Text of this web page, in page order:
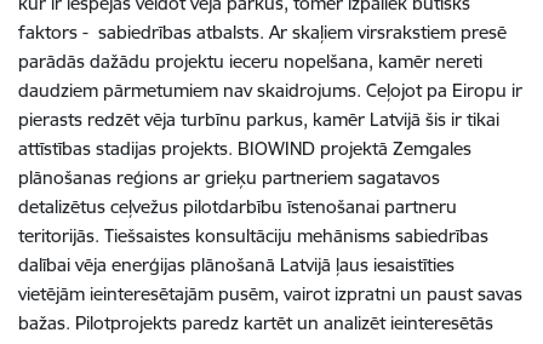
faktors - sabiedrības atbalsts. Ar skaļiem virsrakstiem presē
parādās dažādu projektu ieceru nopelšana, kamēr nereti
daudziem pārmetumiem nav skaidrojums. Ceļojot pa Eiropu ir
pierasts redzēt vēja turbīnu parkus, kamēr Latvijā šis ir tikai
attīstības stadijas projekts. BIOWIND projektā Zemgales
plānošanas reģions ar grieķu partneriem sagatavos
detalizētus ceļvežus pilotdarbību īstenošanai partneru
teritorijās. Tiešsaistes konsultāciju mehānisms sabiedrības
dalībai vēja enerģijas plānošanā Latvijā ļaus iesaistīties
vietējām ieinteresētajām pusēm, vairot izpratni un paust savas
bažas. Pilotprojekts paredz kartēt un analizēt ieinteresētās